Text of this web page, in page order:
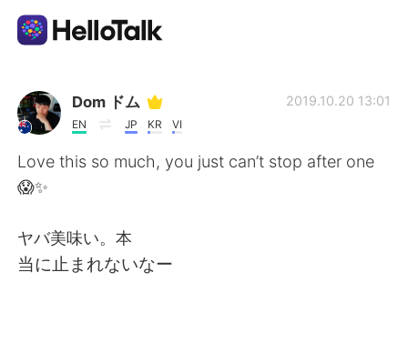
Dil Değişimi Uygulaması
AI Grammar Checker
Türkçe
English
Dom ドム
EN JP KR VI
2019.10.20 13:01
Love this so much, you just can’t stop after one
😱✨
ヤバ美味い。本
当に止まれないなー